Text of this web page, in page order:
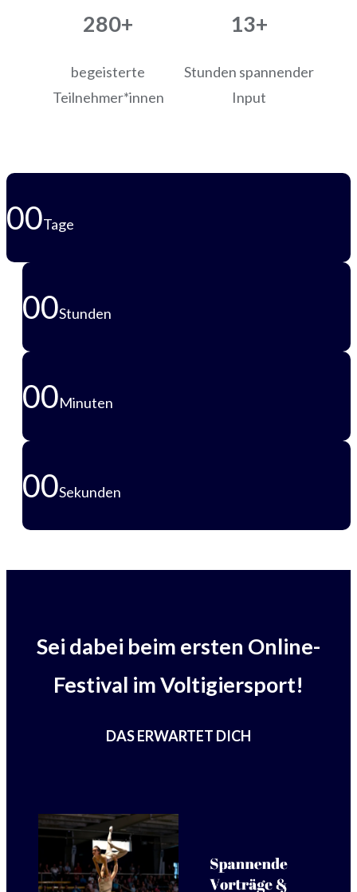
280+
begeisterte
Teilnehmer*innen
13+
Stunden spannender
Input
00Tage
00Stunden
00Minuten
00Sekunden
Sei dabei beim ersten Online-
Festival im Voltigiersport!
DAS ERWARTET DICH